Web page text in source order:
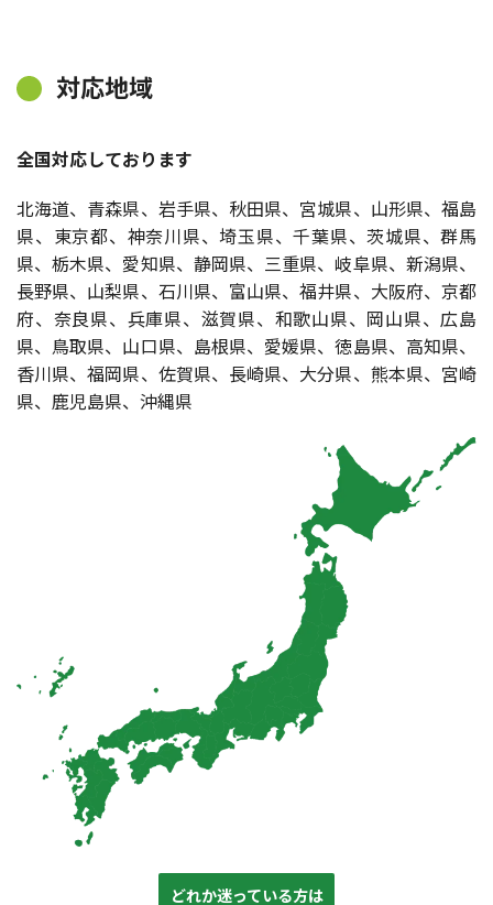
対応地域
全国対応しております
北海道、青森県、岩手県、秋田県、宮城県、山形県、福島
県、東京都、神奈川県、埼玉県、千葉県、茨城県、群馬
県、栃木県、愛知県、静岡県、三重県、岐阜県、新潟県、
長野県、山梨県、石川県、富山県、福井県、大阪府、京都
府、奈良県、兵庫県、滋賀県、和歌山県、岡山県、広島
県、鳥取県、山口県、島根県、愛媛県、徳島県、高知県、
香川県、福岡県、佐賀県、長崎県、大分県、熊本県、宮崎
県、鹿児島県、沖縄県
どれか迷っている方は